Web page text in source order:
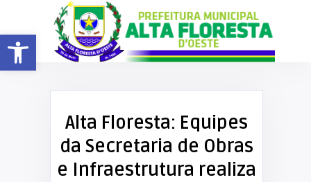
Barra de Ferramentas Aberta
Alta Floresta: Equipes
da Secretaria de Obras
e Infraestrutura realiza